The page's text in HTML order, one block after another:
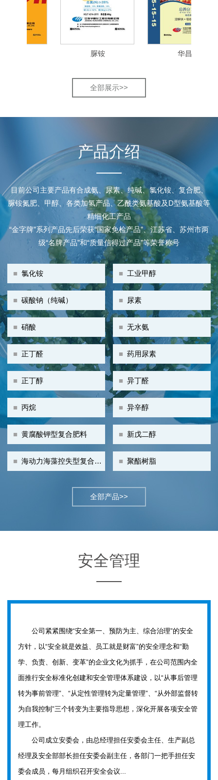
全部展示>>
产品介绍
目前公司主要产品有合成氨、尿素、纯碱、氯化铵、复合肥、
脲铵氮肥、甲醇、各类加氢产品、乙酰类氨基酸及D型氨基酸等
精细化工产品
“金字牌”系列产品先后荣获“国家免检产品”、江苏省、苏州市两
级“名牌产品”和“质量信得过产品”等荣誉称号
■ 工业甲醇
■ 氯化铵
■ 尿素
■ 碳酸钠（纯碱）
■无水氨
■ 硝酸
■药用尿素
■ 正丁醛
■异丁醛
■ 正丁醇
■异辛醇
■ 丙烷
■ 新戊二醇
■ 黄腐酸钾型复合肥料
■聚酯树脂
■ 海动力海藻控失型复合肥
全部产品>>
安全管理
公司紧紧围绕“安全第一、预防为主、综合治理”的安全
方针，以“安全就是效益、员工就是财富”的安全理念和“勤
学、负责、创新、变革”的企业文化为抓手，在公司范围内全
面推行安全标准化创建和安全管理体系建设，以“从事后管理
转为事前管理”、“从定性管理转为定量管理”、“从外部监督转
为自我控制”三个转变为主要指导思想，深化开展各项安全管
理工作。
公司成立安委会，由总经理担任安委会主任、生产副总
经理及安全部部长担任安委会副主任，各部门一把手担任安
委会成员，每月组织召开安全会议...